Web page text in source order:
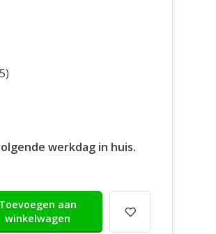
werkdag in huis.
Toevoegen aan
winkelwagen